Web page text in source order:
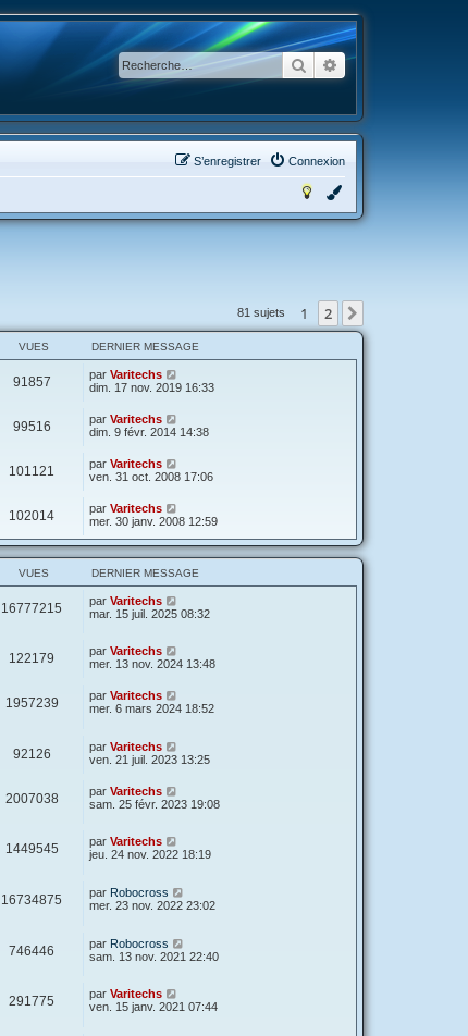
RechercherRecherche avancée
Connexion
S’enregistrer
81 sujets 1 2
VUES DERNIER MESSAGE
91857 par Varitechs
dim. 17 nov. 2019 16:33
99516 par Varitechs
dim. 9 févr. 2014 14:38
101121 par Varitechs
ven. 31 oct. 2008 17:06
102014 par Varitechs
mer. 30 janv. 2008 12:59
VUES DERNIER MESSAGE
16777215 par Varitechs
mar. 15 juil. 2025 08:32
122179 par Varitechs
mer. 13 nov. 2024 13:48
1957239 par Varitechs
mer. 6 mars 2024 18:52
92126 par Varitechs
ven. 21 juil. 2023 13:25
2007038 par Varitechs
sam. 25 févr. 2023 19:08
1449545 par Varitechs
jeu. 24 nov. 2022 18:19
16734875 par Robocross
mer. 23 nov. 2022 23:02
746446 par Robocross
sam. 13 nov. 2021 22:40
291775 par Varitechs
ven. 15 janv. 2021 07:44